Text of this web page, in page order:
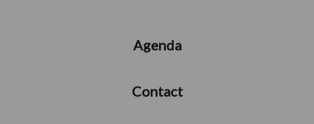
Agenda
Contact